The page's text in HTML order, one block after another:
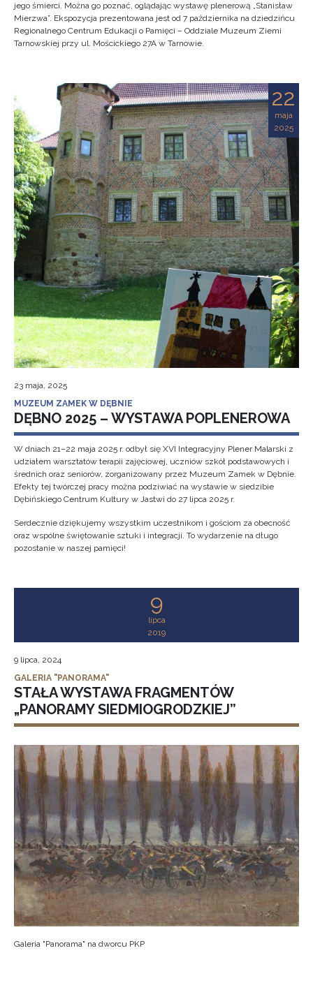
jego śmierci. Można go poznać, oglądając wystawę plenerową „Stanisław
Mierzwa”. Ekspozycja prezentowana jest od 7 października na dziedzińcu
Regionalnego Centrum Edukacji o Pamięci – Oddziale Muzeum Ziemi
Tarnowskiej przy ul. Mościckiego 27A w Tarnowie.
22
maja
2025
23 maja, 2025
MUZEUM ZAMEK W DĘBNIE
DĘBNO 2025 – WYSTAWA POPLENEROWA
W dniach 21–22 maja 2025 r. odbył się XVI Integracyjny Plener Malarski z
udziałem warsztatów terapii zajęciowej, uczniów szkół podstawowych i
średnich oraz seniorów, zorganizowany przez Muzeum Zamek w Dębnie.
Efekty tej twórczej pracy można podziwiać na wystawie w siedzibie
Dębińskiego Centrum Kultury w Jastwi do 27 lipca 2025 r.
Serdecznie dziękujemy wszystkim uczestnikom i gościom za obecność
oraz wspólne świętowanie sztuki i integracji. To wydarzenie na długo
pozostanie w naszej pamięci!
9
lipca
2019
9 lipca, 2024
GALERIA "PANORAMA"
STAŁA WYSTAWA FRAGMENTÓW
„PANORAMY SIEDMIOGRODZKIEJ”
Galeria "Panorama" na dworcu PKP